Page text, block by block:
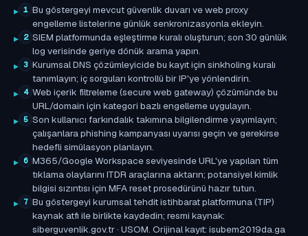
1 Bu göstergeyi mevcut güvenlik duvarı ve web proxy
engelleme listelerine günlük senkronizasyonla ekleyin.
2 SIEM platformunda eşleştirme kuralı oluşturun; son 30 günlük
log verisinde geriye dönük arama yapın.
3 Kurumsal DNS çözümleyicide bu kayıt için sinkholing kuralı
tanımlayın; iç sorguları kontrollü bir IP'ye yönlendirin.
4 Web içerik filtreleme (secure web gateway) çözümünde bu
URL/domain için kategori bazlı engelleme uygulayın.
5 Son kullanıcı farkındalık takımına bilgilendirme yayımlayın;
çalışanlara phishing kampanyası uyarısı geçin ve gerekirse
hedefli simülasyon planlayın.
6 M365/Google Workspace seviyesinde URL'ye yapılan tüm
tıklama olaylarını ITDR araçlarına aktarın; potansiyel kimlik
bilgisi sızıntısı için MFA reset prosedürünü hazır tutun.
7 Bu göstergeyi kurumsal tehdit istihbarat platformuna (TIP)
kaynak atfı ile birlikte kaydedin; resmi kaynak:
siberguvenlik.gov.tr · USOM. Orijinal kayıt: isubem2019da.ga